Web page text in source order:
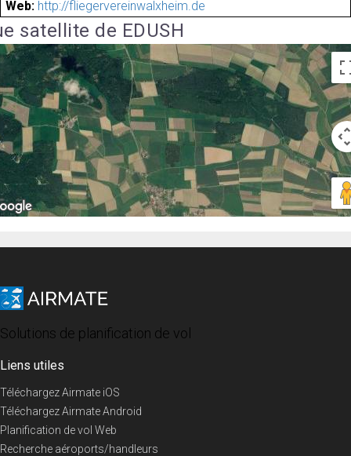
Web: http://fliegervereinwalxheim.de
satellite de EDUSH
Solutions de planification de vol
Liens utiles
Téléchargez Airmate iOS
Téléchargez Airmate Android
Planification de vol Web
Recherche aéroports/handleurs